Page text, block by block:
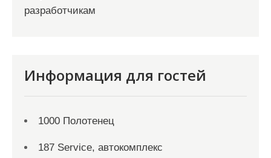
разработчикам
Информация для гостей
1000 Полотенец
187 Service, автокомплекс